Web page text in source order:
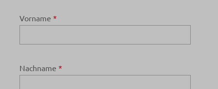
Vorname *
Nachname *